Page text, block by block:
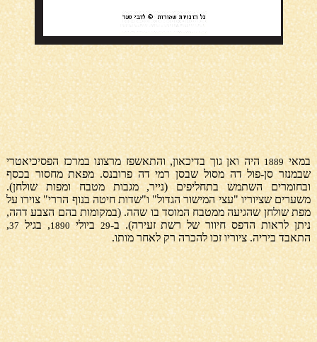
במאי1889היה ואן גוך בדיכאון, והתאשפז מרצונו במרכז הפסיכיאטרי
שבמנזר סן-פול דה מסול שבסן רמי דה פרובנס. מפאת מחסור בכסף
ובחומרים השתמש בתחליפים (נייר, מגבות מטבח ומפות שולחן).
משערים שציוריו "עצי המישור הגדול" ו"שדות חיטה בנוף הררי" צוירו על
מפת שולחן שהגיעה ממטבח המוסד בו שהה. (במקומות בהם הצבע דהה,
ניתן לראות הדפס חיוור של רשת זעירה). ב-29 ביולי 1890, בגיל37
,
התאבד ביריה. ציוריו זכו להכרה רק לאחר מותו.